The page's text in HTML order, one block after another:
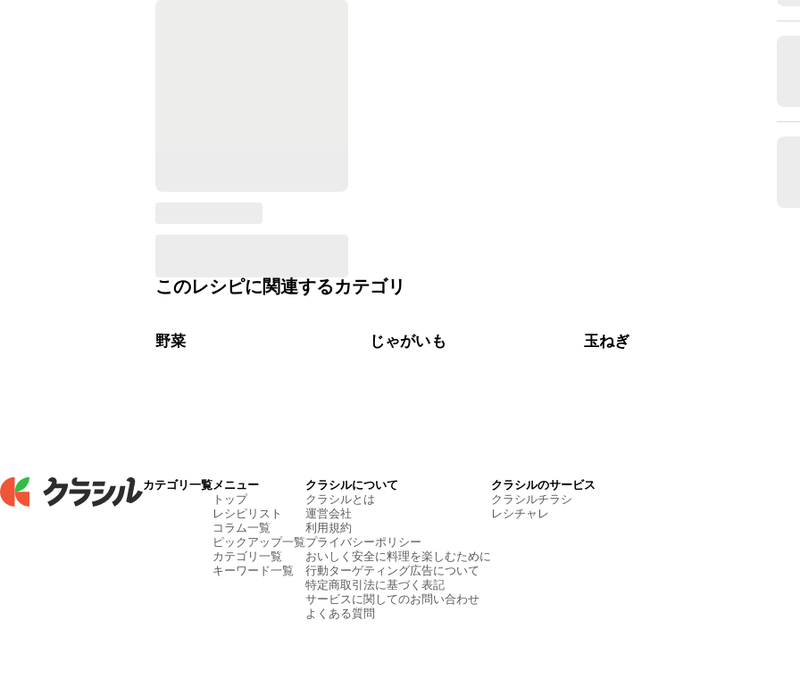
このレシピに関連するカテゴリ
野菜 じゃがいも 玉ねぎ
カテゴリ一覧メニュー
トップ
レシピリスト
コラム一覧
ピックアップ一覧
カテゴリ一覧
キーワード一覧
クラシルについて
クラシルとは
運営会社
利用規約
プライバシーポリシー
おいしく安全に料理を楽しむために
行動ターゲティング広告について
特定商取引法に基づく表記
サービスに関してのお問い合わせ
よくある質問
クラシルのサービス
クラシルチラシ
レシチャレ